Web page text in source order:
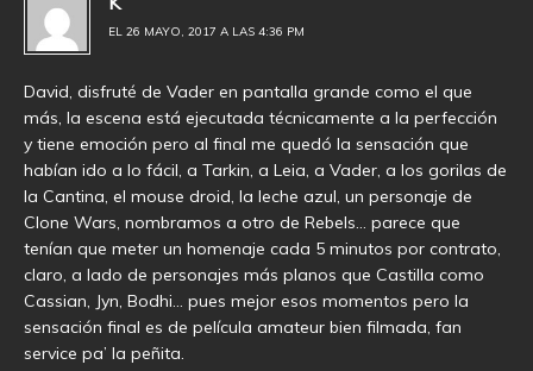
EL 26 MAYO, 2017 A LAS 4:36 PM
David, disfruté de Vader en pantalla grande como el que
más, la escena está ejecutada técnicamente a la perfección
y tiene emoción pero al final me quedó la sensación que
habían ido a lo fácil, a Tarkin, a Leia, a Vader, a los gorilas de
la Cantina, el mouse droid, la leche azul, un personaje de
Clone Wars, nombramos a otro de Rebels… parece que
tenían que meter un homenaje cada 5 minutos por contrato,
claro, a lado de personajes más planos que Castilla como
Cassian, Jyn, Bodhi… pues mejor esos momentos pero la
sensación final es de película amateur bien filmada, fan
service pa’ la peñita.